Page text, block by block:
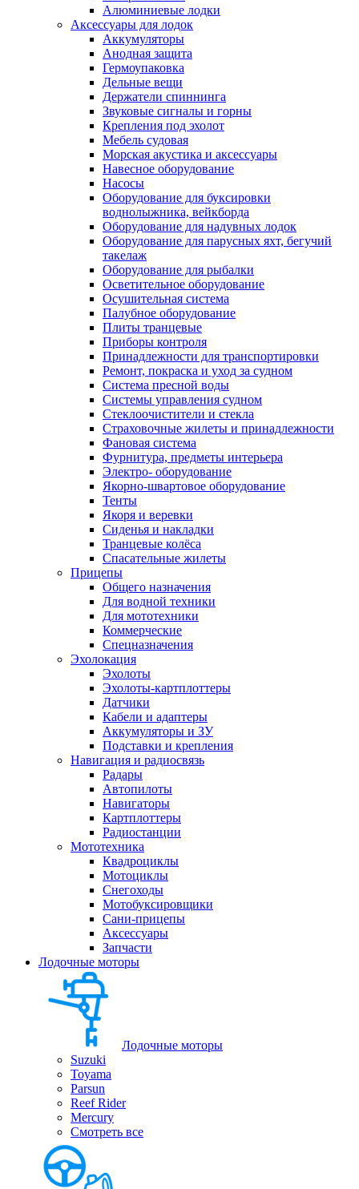
Алюминиевые лодки
Аксессуары для лодок
Аккумуляторы
Анодная защита
Гермоупаковка
Дельные вещи
Держатели спиннинга
Звуковые сигналы и горны
Крепления под эхолот
Мебель судовая
Морская акустика и аксессуары
Навесное оборудование
Насосы
Оборудование для буксировки
воднолыжника, вейкборда
Оборудование для надувных лодок
Оборудование для парусных яхт, бегучий
такелаж
Оборудование для рыбалки
Осветительное оборудование
Осушительная система
Палубное оборудование
Плиты транцевые
Приборы контроля
Принадлежности для транспортировки
Ремонт, покраска и уход за судном
Система пресной воды
Системы управления судном
Стеклоочистители и стекла
Страховочные жилеты и принадлежности
Фановая система
Фурнитура, предметы интерьера
Электро- оборудование
Якорно-швартовое оборудование
Тенты
Якоря и веревки
Сиденья и накладки
Транцевые колёса
Спасательные жилеты
Прицепы
Общего назначения
Для водной техники
Для мототехники
Коммерческие
Спецназначения
Эхолокация
Эхолоты
Эхолоты-картплоттеры
Датчики
Кабели и адаптеры
Аккумуляторы и ЗУ
Подставки и крепления
Навигация и радиосвязь
Радары
Автопилоты
Навигаторы
Картплоттеры
Радиостанции
Мототехника
Квадроциклы
Мотоциклы
Снегоходы
Мотобуксировщики
Сани-прицепы
Аксессуары
Запчасти
Лодочные моторы
Лодочные моторы
Suzuki
Toyama
Parsun
Reef Rider
Mercury
Смотреть все